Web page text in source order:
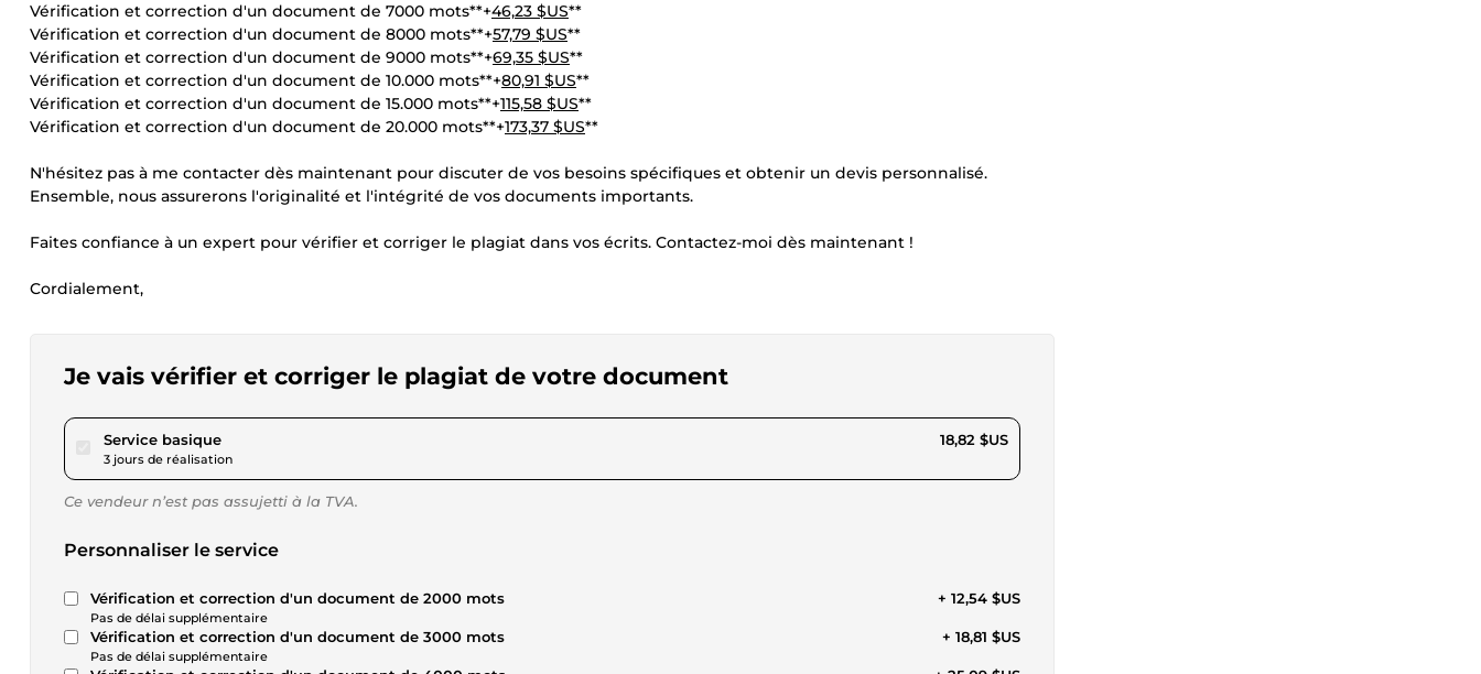
Vérification et correction d'un document de 7000 mots**+46,23 $US**
Vérification et correction d'un document de 8000 mots**+57,79 $US**
Vérification et correction d'un document de 9000 mots**+69,35 $US**
Vérification et correction d'un document de 10.000 mots**+80,91 $US**
Vérification et correction d'un document de 15.000 mots**+115,58 $US**
Vérification et correction d'un document de 20.000 mots**+173,37 $US**
N'hésitez pas à me contacter dès maintenant pour discuter de vos besoins spécifiques et obtenir un devis personnalisé.
Ensemble, nous assurerons l'originalité et l'intégrité de vos documents importants.
Faites confiance à un expert pour vérifier et corriger le plagiat dans vos écrits. Contactez-moi dès maintenant !
Cordialement,
Je vais vérifier et corriger le plagiat de votre document
Service basiquepour 17,34 $US
3 jours de réalisation
18,82 $US
Ce vendeur n’est pas assujetti à la TVA.
Personnaliser le service
Vérification et correction d'un document de 2000 mots
Pas de délai supplémentaire
+ 12,54 $US
Vérification et correction d'un document de 3000 mots
Pas de délai supplémentaire
+ 18,81 $US